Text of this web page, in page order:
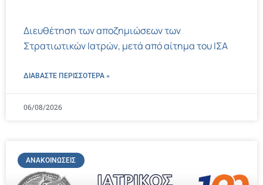
Διευθέτηση των αποζημιώσεων των
Στρατιωτικών Ιατρών, μετά από αίτημα του ΙΣΑ
ΔΙΑΒΑΣΤΕ ΠΕΡΙΣΣΌΤΕΡΑ »
06/08/2026
ΑΝΑΚΟΙΝΏΣΕΙΣ